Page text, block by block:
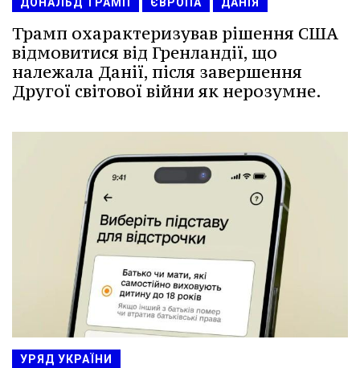
Трамп охарактеризував рішення США
відмовитися від Гренландії, що
належала Данії, після завершення
Другої світової війни як нерозумне.
УРЯД УКРАЇНИ